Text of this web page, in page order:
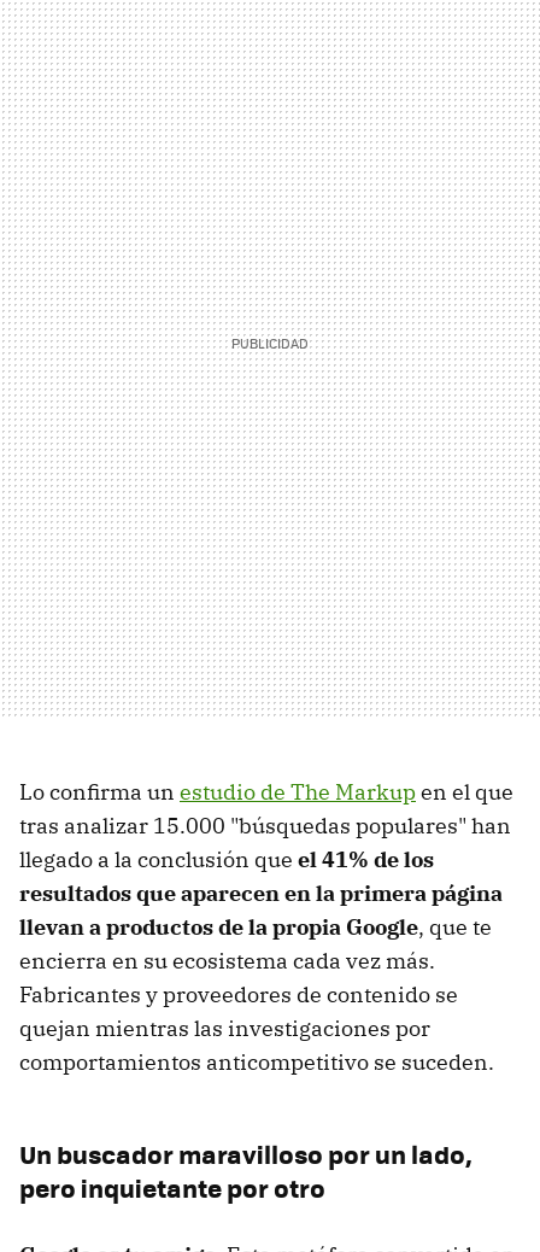
Lo confirma un estudio de The Markupen el que
tras analizar 15.000 "búsquedas populares" han
llegado a la conclusión que el 41% de los
resultados que aparecen en la primera página
llevan a productos de la propia Google, que te
encierra en su ecosistema cada vez más.
Fabricantes y proveedores de contenido se
quejan mientras las investigaciones por
comportamientos anticompetitivo se suceden.
Un buscador maravilloso por un lado,
pero inquietante por otro